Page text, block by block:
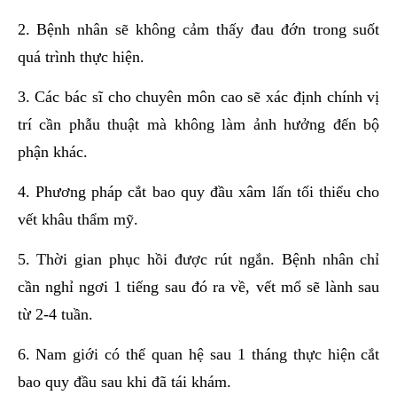
2. Bệnh nhân sẽ không cảm thấy đau đớn trong suốt
quá trình thực hiện.
3. Các bác sĩ cho chuyên môn cao sẽ xác định chính vị
trí cần phẫu thuật mà không làm ảnh hưởng đến bộ
phận khác.
4. Phương pháp cắt bao quy đầu xâm lấn tối thiểu cho
vết khâu thẩm mỹ.
5. Thời gian phục hồi được rút ngắn. Bệnh nhân chỉ
cần nghỉ ngơi 1 tiếng sau đó ra về, vết mổ sẽ lành sau
từ 2-4 tuần.
6. Nam giới có thể quan hệ sau 1 tháng thực hiện cắt
bao quy đầu sau khi đã tái khám.